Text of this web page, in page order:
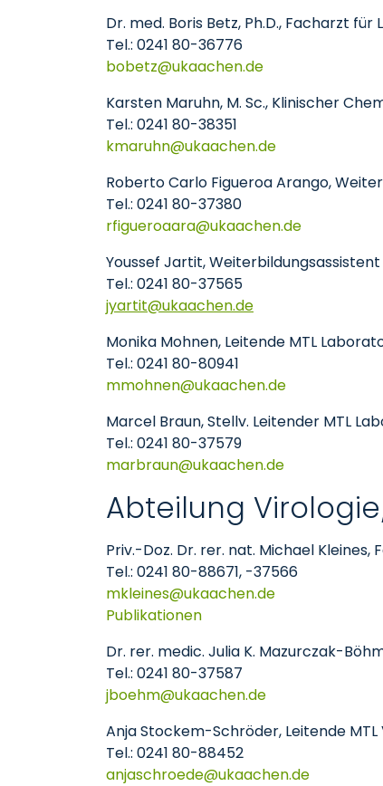
Dr. med. Boris Betz, Ph.D., Facharzt
Tel.: 0241 80-36776
bobetz
ukaachende
Karsten Maruhn, M. Sc., Klinischer
Tel.: 0241 80-38351
kmaruhn
ukaachende
Roberto Carlo Figueroa Arango,
Tel.: 0241 80-37380
rfigueroaara
ukaachende
Youssef Jartit,
Tel.: 0241 80-37565
jyartit
ukaachende
Monika Mohnen, Leitende MTL
Tel.: 0241 80-80941
mmohnen
ukaachende
Marcel Braun, Stellv. Leitender MTL
Tel.: 0241 80-37579
marbraun
ukaachende
Abteilung
Priv.-Doz. Dr. rer. nat. Michael
Tel.: 0241 80-88671, -37566
mkleines
ukaachende
Publikationen
Dr. rer. medic. Julia K. Mazurczak-
Tel.: 0241 80-37587
jboehm
ukaachende
Anja Stockem-Schröder, Leitende
Tel.: 0241 80-88452
anjaschroede
ukaachende